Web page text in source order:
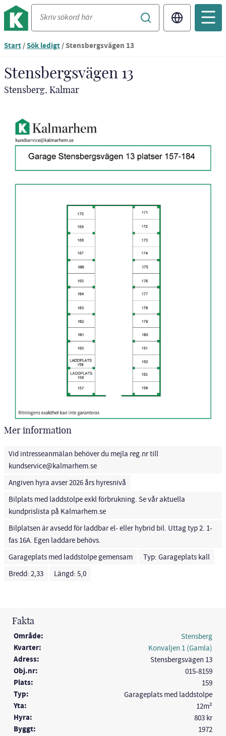
Translate
Start/Sök ledigt/Stensbergsvägen 13
Stensbergsvägen 13
Stensberg, Kalmar
Mer information
Vid intresseanmälan behöver du mejla reg.nr till
kundservice@kalmarhem.se
Angiven hyra avser 2026 års hyresnivå
Bilplats med laddstolpe exkl förbrukning. Se vår aktuella
kundprislista på Kalmarhem.se
Bilplatsen är avsedd för laddbar el- eller hybrid bil. Uttag typ 2. 1-
fas 16A. Egen laddare behövs.
Garageplats med laddstolpe gemensam
Typ: Garageplats kall
Bredd: 2,33
Längd: 5,0
Fakta
Område: Stensberg
Kvarter: Konvaljen 1 (Gamla)
Adress: Stensbergsvägen 13
Obj.nr: 015-8159
Plats: 159
Typ: Garageplats med laddstolpe
Yta: 12m²
Hyra: 803 kr
Byggt: 1972